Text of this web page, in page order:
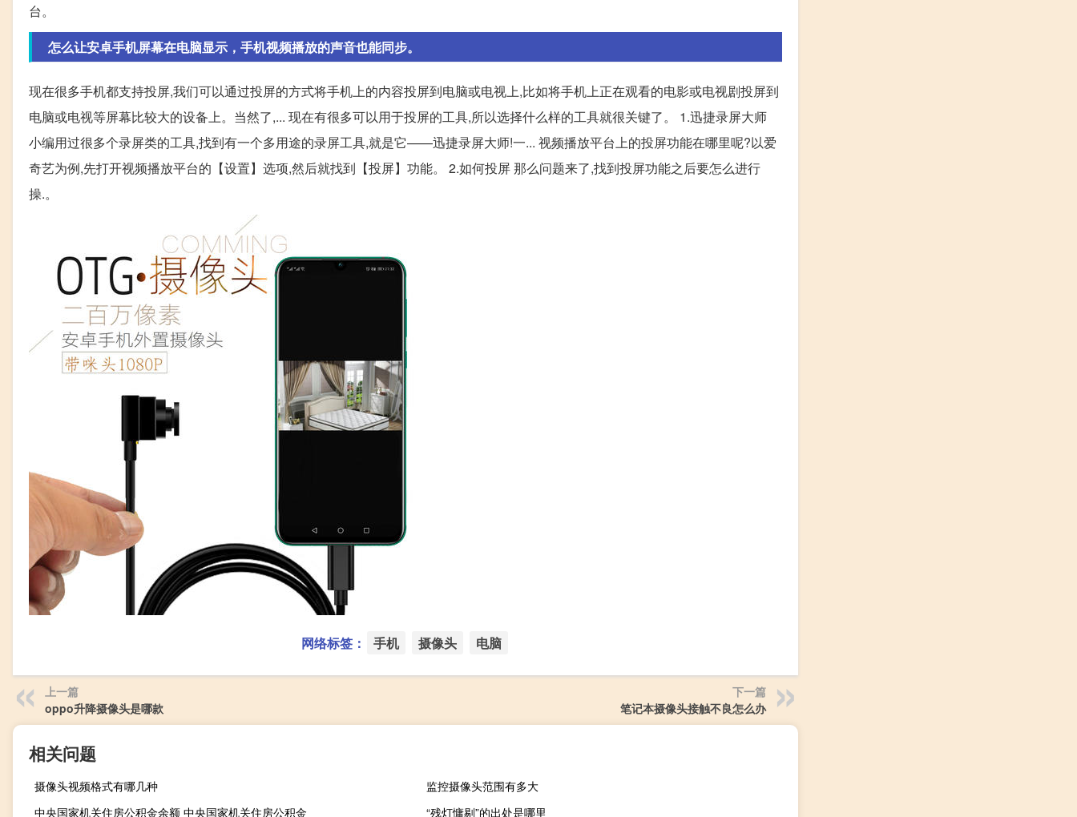
台。
怎么让安卓手机屏幕在电脑显示，手机视频播放的声音也能同步。
现在很多手机都支持投屏,我们可以通过投屏的方式将手机上的内容投屏到电脑或电视上,比如将手机上正在观看的电影或电视剧投屏到
电脑或电视等屏幕比较大的设备上。当然了,... 现在有很多可以用于投屏的工具,所以选择什么样的工具就很关键了。 1.迅捷录屏大师
小编用过很多个录屏类的工具,找到有一个多用途的录屏工具,就是它——迅捷录屏大师!一... 视频播放平台上的投屏功能在哪里呢?以爱
奇艺为例,先打开视频播放平台的【设置】选项,然后就找到【投屏】功能。 2.如何投屏 那么问题来了,找到投屏功能之后要怎么进行
操.。
网络标签： 手机 摄像头 电脑
上一篇
oppo升降摄像头是哪款
下一篇
笔记本摄像头接触不良怎么办
相关问题
摄像头视频格式有哪几种
监控摄像头范围有多大
中央国家机关住房公积金余额 中央国家机关住房公积金
“残灯慵剔”的出处是哪里